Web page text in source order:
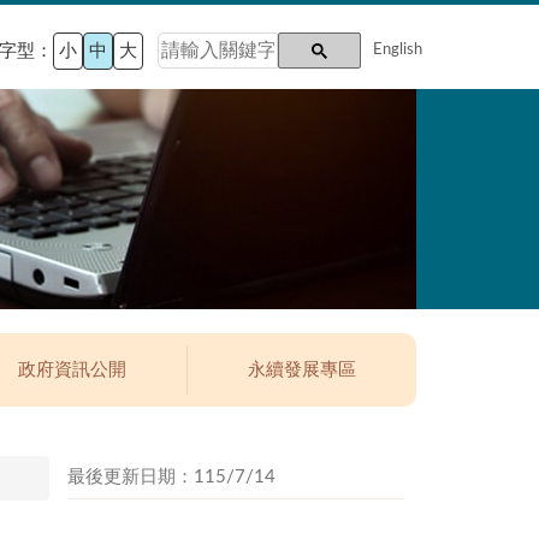
字型： 小 中 大 English
政府資訊公開 永續發展專區
最後更新日期：115/7/14